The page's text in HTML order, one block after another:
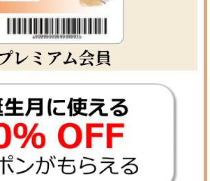
レミアム会員